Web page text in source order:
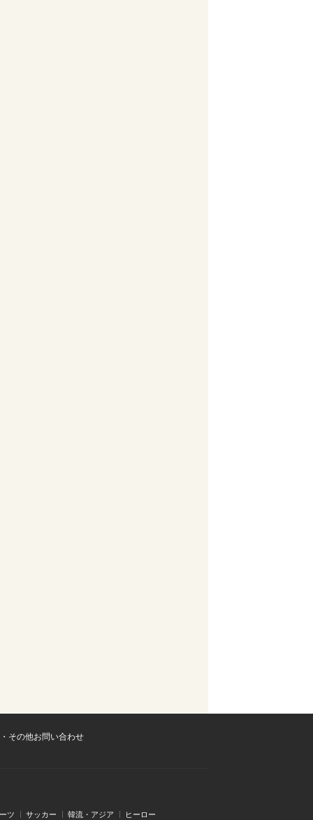
その他お問い合わせ
ツ サッカー 韓流・アジア ヒーロー